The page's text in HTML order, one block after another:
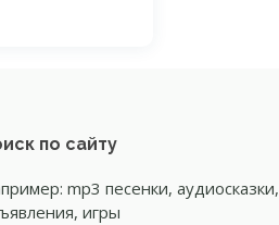
по сайту
mp3 песенки, аудиосказки,
игры